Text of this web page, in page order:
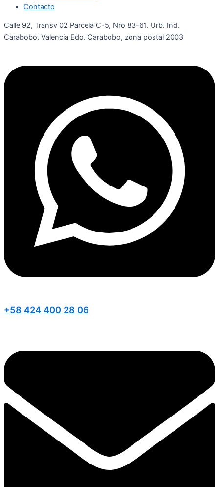
Contacto
Calle 92, Transv 02 Parcela C-5, Nro 83-61. Urb. Ind.
Carabobo. Valencia Edo. Carabobo, zona postal 2003
+58 424 400 28 06